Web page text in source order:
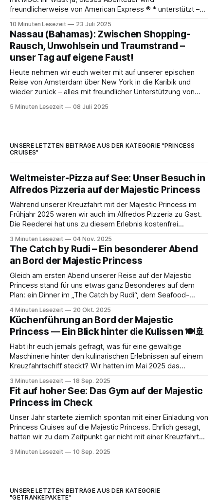
freundlicherweise von American Express ® * unterstützt –
Meinungen bleiben wie immer 100 % unsere eigenen. Alles,
was wir euch erzählen, haben wir genau so erlebt oder
gedacht. 😉 Dieser Artikel
10 Minuten Lesezeit 23 Juli 2025
Nassau (Bahamas): Zwischen Shopping-
Rausch, Unwohlsein und Traumstrand –
unser Tag auf eigene Faust!
Heute nehmen wir euch weiter mit auf unserer epischen
Reise von Amsterdam über New York in die Karibik und
wieder zurück – alles mit freundlicher Unterstützung von
diese Reise sponsert, sind unsere Meinungen und
5 Minuten Lesezeit 08 Juli 2025
UNSERE LETZTEN BEITRÄGE AUS DER KATEGORIE "PRINCESS
CRUISES"
Weltmeister-Pizza auf See: Unser Besuch in
Alfredos Pizzeria auf der Majestic Princess
Während unserer Kreuzfahrt mit der Majestic Princess im
Frühjahr 2025 waren wir auch im Alfredos Pizzeria zu Gast.
Die Reederei hat uns zu diesem Erlebnis kostenfrei
Restaurants an Bord, ist aber mit 14,99 $ pro Person eines
der günstigsten dieser Kategorie. Im Preis
3 Minuten Lesezeit 04 Nov. 2025
The Catch by Rudi – Ein besonderer Abend
an Bord der Majestic Princess
Gleich am ersten Abend unserer Reise auf der Majestic
Princess stand für uns etwas ganz Besonderes auf dem
Plan: ein Dinner im „The Catch by Rudi“, dem Seafood-
Reederei hatte uns im Frühjahr 2025 zu dieser Erfahrung
eingeladen – und natürlich ließen wir uns das
4 Minuten Lesezeit 20 Okt. 2025
Küchenführung an Bord der Majestic
Princess — Ein Blick hinter die Kulissen 🍽️🚢
Habt ihr euch jemals gefragt, was für eine gewaltige
Maschinerie hinter den kulinarischen Erlebnissen auf einem
Kreuzfahrtschiff steckt? Wir hatten im Mai 2025 das
einer exklusiven Küchenführung auf der Majestic Princess
teilzunehmen. Es war ein faszinierender Einblick in eine
Welt, die den
3 Minuten Lesezeit 18 Sep. 2025
Fit auf hoher See: Das Gym auf der Majestic
Princess im Check
Unser Jahr startete ziemlich spontan mit einer Einladung von
Princess Cruises auf die Majestic Princess. Ehrlich gesagt,
hatten wir zu dem Zeitpunkt gar nicht mit einer Kreuzfahrt
wie das ist: Unerwartete Kreuzfahrt-Kilos schleppt man
3 Minuten Lesezeit 10 Sep. 2025
UNSERE LETZTEN BEITRÄGE AUS DER KATEGORIE
"GETRÄNKEPAKETE"